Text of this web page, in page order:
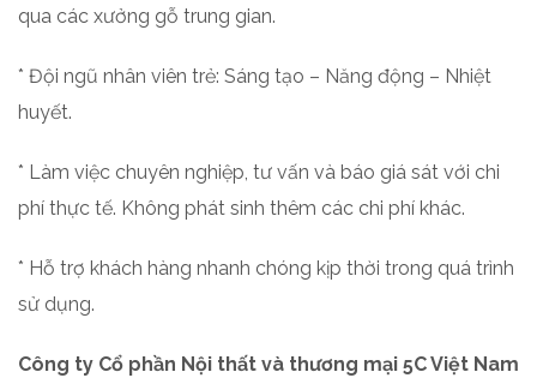
qua các xưởng gỗ trung gian.
* Đội ngũ nhân viên trẻ: Sáng tạo – Năng động – Nhiệt
huyết.
* Làm việc chuyên nghiệp, tư vấn và báo giá sát với chi
phí thực tế. Không phát sinh thêm các chi phí khác.
* Hỗ trợ khách hàng nhanh chóng kịp thời trong quá trình
sử dụng.
Công ty Cổ phần Nội thất và thương mại 5C Việt Nam